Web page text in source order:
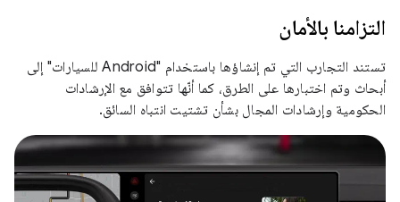
التزامنا بالأمان
تستند التجارب التي تم إنشاؤها باستخدام "Android للسيارات" إلى
أبحاث وتم اختبارها على الطرق، كما أنّها تتوافق مع الإرشادات
الحكومية وإرشادات المجال بشأن تشتيت انتباه السائق.